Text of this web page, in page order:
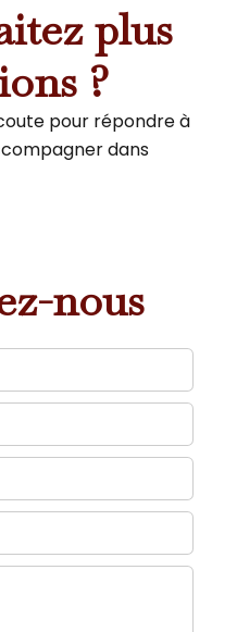
plus
?
pour répondre à
dans
nous